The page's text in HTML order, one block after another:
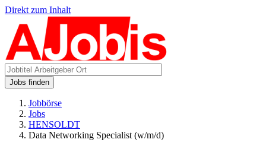
Direkt zum Inhalt
Jobs finden
Jobbörse
Jobs
HENSOLDT
Data Networking Specialist (w/m/d)